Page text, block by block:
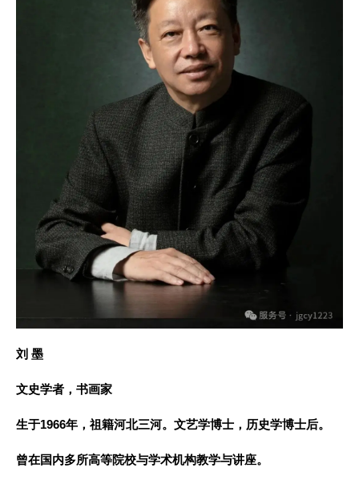
刘 墨
文史学者，书画家
生于1966年，祖籍河北三河。文艺学博士，历史学博士后。
曾在国内多所高等院校与学术机构教学与讲座。